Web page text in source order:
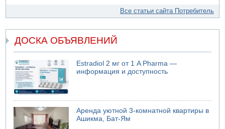
Все статьи сайта Потребитель
ДОСКА ОБЪЯВЛЕНИЙ
Estradiol 2 мг от 1 A Pharma —
информация и доступность
Аренда уютной 3-комнатной квартиры в
Ашикма, Бат-Ям